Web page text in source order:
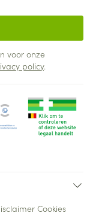
voor onze
policy.
Cookies